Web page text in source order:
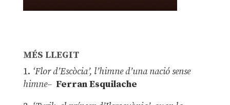
MÉS LLEGIT
1. ‘Flor d’Escòcia’, l’himne d’una nació sense
himne– Ferran Esquilache